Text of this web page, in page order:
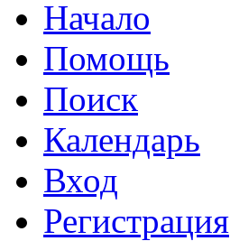
Начало
Помощь
Поиск
Календарь
Вход
Регистрация